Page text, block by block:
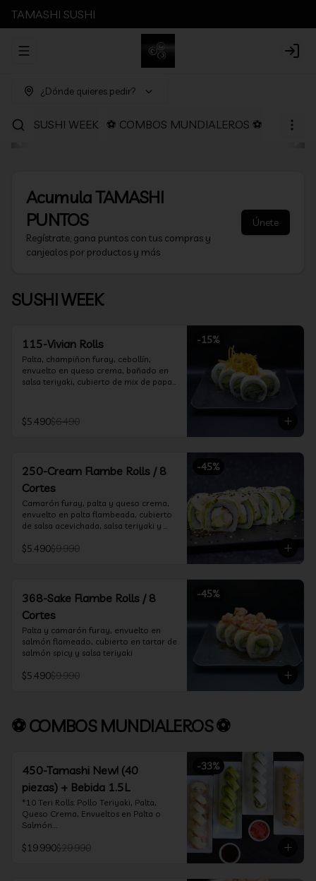
TAMASHI SUSHI
Abrir menu de navegación Login
¿Dónde quieres pedir?
SUSHI WEEK ⚽ COMBOS MUNDIALEROS ⚽
AcumulaTAMASHI
PUNTOS
Regístrate, gana puntos con tus compras y
canjealos por productos y más
Únete
SUSHI WEEK
-15%
115-Vivian Rolls
Palta, champiñon furay, cebollín,
envuelto en queso crema, bañado en
salsa teriyaki, cubierto de mix de papas
$5.490$6.490
-45%
250-Cream Flambe Rolls / 8
Cortes
Camarón furay, palta y queso crema,
envuelto en palta flambeada, cubierto
de salsa acevichada, salsa teriyaki y
$5.490$9.990
-45%
368-Sake Flambe Rolls / 8
Cortes
Palta y camarón furay, envuelto en
salmón flameado, cubierto en tartar de
salmón spicy y salsa teriyaki
$5.490$9.990
⚽ COMBOS MUNDIALEROS ⚽
-33%
450-Tamashi New! (40
piezas) + Bebida 1.5L
*10 Teri Rolls: Pollo Teriyaki, Palta,
Queso Crema, Envueltos en Palta o
Salmón.
Palta, Cebollín, Envuelto en Queso
$19.990$29.990